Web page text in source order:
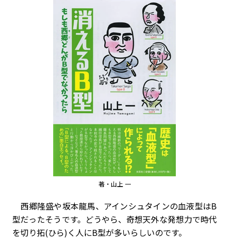
著・山上 一
西郷隆盛や坂本龍馬、アインシュタインの血液型はB
型だったそうです。どうやら、奇想天外な発想力で時代
を切り拓(ひら)く人にB型が多いらしいのです。